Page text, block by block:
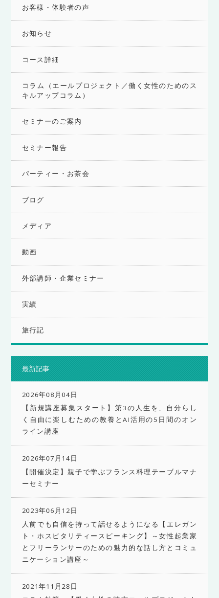
お客様・体験者の声
お知らせ
コース詳細
コラム（エールプロジェクト／働く女性のためのス
キルアップコラム）
セミナーのご案内
セミナー報告
パーティー・お茶会
ブログ
メディア
動画
外部講師・企業セミナー
実績
旅行記
最新記事
2026年08月04日
【新規講座募集スタート】第3の人生を、自分らし
く自由に楽しむための教養とAI活用の5日間のオン
ライン講座
2026年07月14日
【開催決定】親子で学ぶフランス料理テーブルマナ
ーセミナー
2023年06月12日
人前でも自信を持って話せるようになる【エレガン
ト・ホスピタリティースピーキング】～女性起業家
とフリーランサーのための魅力的な話し方とコミュ
ニケーション講座～
2021年11月28日